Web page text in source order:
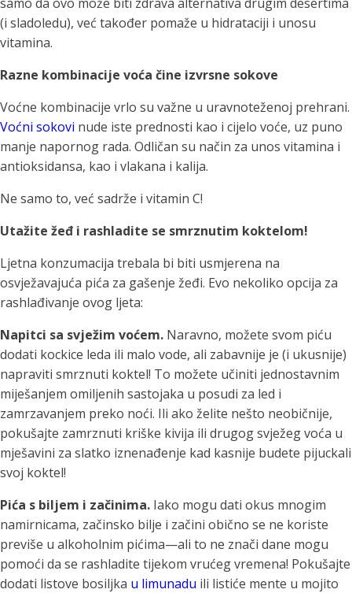
(i sladoledu), već također pomaže u hidrataciji i unosu
vitamina.
Razne kombinacije voća čine izvrsne sokove
Voćne kombinacije vrlo su važne u uravnoteženoj prehrani.
Voćni sokovi nude iste prednosti kao i cijelo voće, uz puno
manje napornog rada. Odličan su način za unos vitamina i
antioksidansa, kao i vlakana i kalija.
Ne samo to, već sadrže i vitamin C!
Utažite žeđ i rashladite se smrznutim koktelom!
Ljetna konzumacija trebala bi biti usmjerena na
osvježavajuća pića za gašenje žeđi. Evo nekoliko opcija za
rashlađivanje ovog ljeta:
Napitci sa svježim voćem. Naravno, možete svom piću
dodati kockice leda ili malo vode, ali zabavnije je (i ukusnije)
napraviti smrznuti koktel! To možete učiniti jednostavnim
miješanjem omiljenih sastojaka u posudi za led i
zamrzavanjem preko noći. Ili ako želite nešto neobičnije,
pokušajte zamrznuti kriške kivija ili drugog svježeg voća u
mješavini za slatko iznenađenje kad kasnije budete pijuckali
svoj koktel!
Pića s biljem i začinima. Iako mogu dati okus mnogim
namirnicama, začinsko bilje i začini obično se ne koriste
previše u alkoholnim pićima—ali to ne znači dane mogu
pomoći da se rashladite tijekom vrućeg vremena! Pokušajte
dodati listove bosiljka u limunadu ili listiće mente u mojito